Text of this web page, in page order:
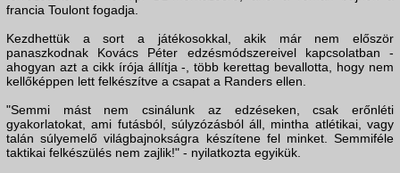
francia Toulont fogadja.
Kezdhettük a sort a játékosokkal, akik már nem először
panaszkodnak Kovács Péter edzésmódszereivel kapcsolatban -
ahogyan azt a cikk írója állítja -, több kerettag bevallotta, hogy nem
kellőképpen lett felkészítve a csapat a Randers ellen.
"Semmi mást nem csinálunk az edzéseken, csak erőnléti
gyakorlatokat, ami futásból, súlyzózásból áll, mintha atlétikai, vagy
talán súlyemelő világbajnokságra készítene fel minket. Semmiféle
taktikai felkészülés nem zajlik!" - nyilatkozta egyikük.